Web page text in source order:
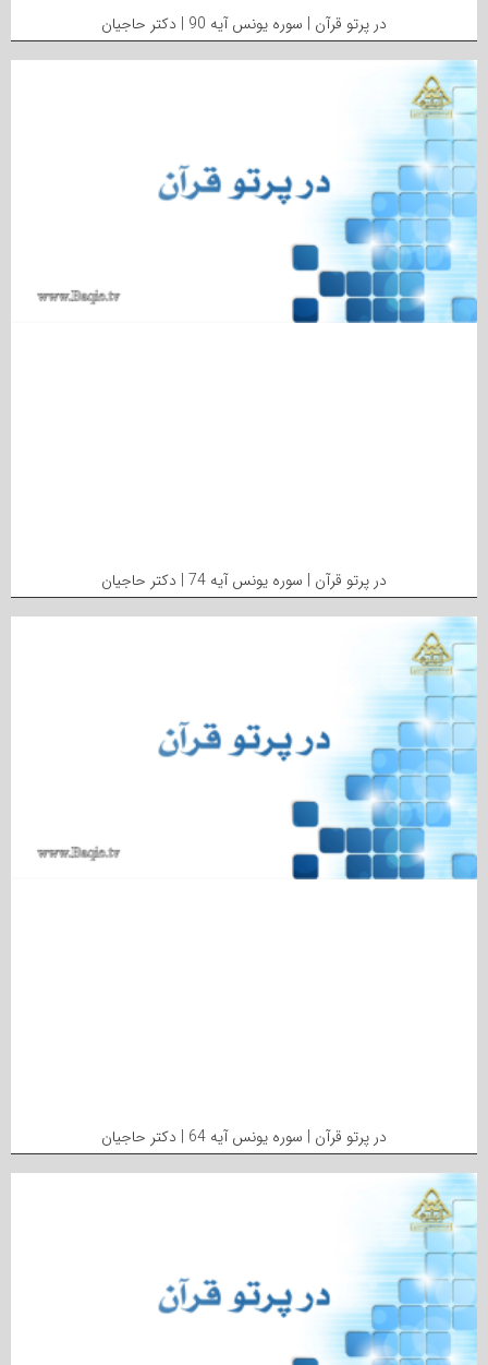
در پرتو قرآن | سوره یونس آیه 90 | دکتر حاجیان
در پرتو قرآن | سوره یونس آیه 74 | دکتر حاجیان
در پرتو قرآن | سوره یونس آیه 64 | دکتر حاجیان